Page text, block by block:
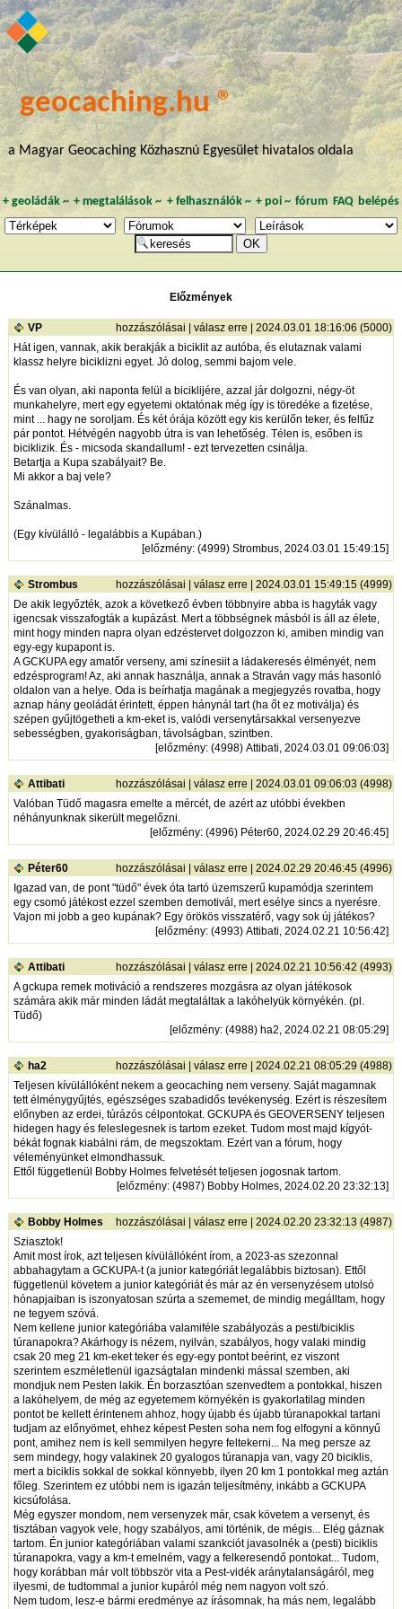
geocaching.hu ®
a Magyar Geocaching Közhasznú Egyesület hivatalos oldala
+ geoládák~ +megtalálások ~ + felhasználók~ + poi~ fórum FAQ belépés
Előzmények
VP hozzászólásai | válasz erre | 2024.03.01 18:16:06 (5000)
Hát igen, vannak, akik berakják a biciklit az autóba, és elutaznak valami
klassz helyre biciklizni egyet. Jó dolog, semmi bajom vele.
És van olyan, aki naponta felül a biciklijére, azzal jár dolgozni, négy-öt
munkahelyre, mert egy egyetemi oktatónak még így is töredéke a fizetése,
mint ... hagy ne soroljam. És két órája között egy kis kerülőn teker, és felfűz
pár pontot. Hétvégén nagyobb útra is van lehetőség. Télen is, esőben is
biciklizik. És - micsoda skandallum! - ezt tervezetten csinálja.
Betartja a Kupa szabályait? Be.
Mi akkor a baj vele?
Szánalmas.
(Egy kívülálló - legalábbis a Kupában.)
[előzmény: (4999) Strombus, 2024.03.01 15:49:15]
Strombus hozzászólásai | válasz erre | 2024.03.01 15:49:15 (4999)
De akik legyőzték, azok a következő évben többnyire abba is hagyták vagy
igencsak visszafogták a kupázást. Mert a többségnek másból is áll az élete,
mint hogy minden napra olyan edzéstervet dolgozzon ki, amiben mindig van
egy-egy kupapont is.
A GCKUPA egy amatőr verseny, ami színesiit a ládakeresés élményét, nem
edzésprogram! Az, aki annak használja, annak a Straván vagy más hasonló
oldalon van a helye. Oda is beírhatja magának a megjegyzés rovatba, hogy
aznap hány geoládát érintett, éppen hánynál tart (ha őt ez motiválja) és
szépen gyűjtögetheti a km-eket is, valódi versenytársakkal versenyezve
sebességben, gyakoriságban, távolságban, szintben.
[előzmény: (4998) Attibati, 2024.03.01 09:06:03]
Attibati hozzászólásai | válasz erre | 2024.03.01 09:06:03 (4998)
Valóban Tüdő magasra emelte a mércét, de azért az utóbbi években
néhányunknak sikerült megelőzni.
[előzmény: (4996) Péter60, 2024.02.29 20:46:45]
Péter60 hozzászólásai | válasz erre | 2024.02.29 20:46:45 (4996)
Igazad van, de pont "tüdő" évek óta tartó üzemszerű kupamódja szerintem
egy csomó játékost ezzel szemben demotivál, mert esélye sincs a nyerésre.
Vajon mi jobb a geo kupának? Egy örökös visszatérő, vagy sok új játékos?
[előzmény: (4993) Attibati, 2024.02.21 10:56:42]
Attibati hozzászólásai | válasz erre | 2024.02.21 10:56:42 (4993)
A gckupa remek motiváció a rendszeres mozgásra az olyan játékosok
számára akik már minden ládát megtaláltak a lakóhelyük környékén. (pl.
Tüdő)
[előzmény: (4988) ha2, 2024.02.21 08:05:29]
ha2 hozzászólásai | válasz erre | 2024.02.21 08:05:29 (4988)
Teljesen kívülállóként nekem a geocaching nem verseny. Saját magamnak
tett élménygyűjtés, egészséges szabadidős tevékenység. Ezért is részesítem
előnyben az erdei, túrázós célpontokat. GCKUPA és GEOVERSENY teljesen
hidegen hagy és feleslegesnek is tartom ezeket. Tudom most majd kígyót-
békát fognak kiabálni rám, de megszoktam. Ezért van a fórum, hogy
véleményünket elmondhassuk.
Ettől függetlenül Bobby Holmes felvetését teljesen jogosnak tartom.
[előzmény: (4987) Bobby Holmes, 2024.02.20 23:32:13]
Bobby Holmes hozzászólásai | válasz erre | 2024.02.20 23:32:13 (4987)
Sziasztok!
Amit most írok, azt teljesen kívülállóként írom, a 2023-as szezonnal
abbahagytam a GCKUPA-t (a junior kategóriát legalábbis biztosan). Ettől
függetlenül követem a junior kategóriát és már az én versenyzésem utolsó
hónapjaiban is iszonyatosan szúrta a szememet, de mindig megálltam, hogy
ne tegyem szóvá.
Nem kellene junior kategóriába valamiféle szabályozás a pesti/biciklis
túranapokra? Akárhogy is nézem, nyilván, szabályos, hogy valaki mindig
csak 20 meg 21 km-eket teker és egy-egy pontot beérint, ez viszont
szerintem eszméletlenül igazságtalan mindenki mással szemben, aki
mondjuk nem Pesten lakik. Én borzasztóan szenvedtem a pontokkal, hiszen
a lakóhelyem, de még az egyetemem környékén is gyakorlatilag minden
pontot be kellett érintenem ahhoz, hogy újabb és újabb túranapokkal tartani
tudjam az előnyömet, ehhez képest Pesten soha nem fog elfogyni a könnyű
pont, amihez nem is kell semmilyen hegyre feltekerni... Na meg persze az
sem mindegy, hogy valakinek 20 gyalogos túranapja van, vagy 20 biciklis,
mert a biciklis sokkal de sokkal könnyebb, ilyen 20 km 1 pontokkal meg aztán
főleg. Szerintem ez utóbbi nem is igazán teljesítmény, inkább a GCKUPA
kicsúfolása.
Még egyszer mondom, nem versenyzek már, csak követem a versenyt, és
tisztában vagyok vele, hogy szabályos, ami történik, de mégis... Elég gáznak
tartom. Én junior kategóriában valami szankciót javasolnék a (pesti) biciklis
túranapokra, vagy a km-t emelném, vagy a felkeresendő pontokat... Tudom,
hogy korábban már volt többször vita a Pest-vidék aránytalanságáról, meg
ilyesmi, de tudtommal a junior kupáról még nem nagyon volt szó.
Nem tudom, lesz-e bármi eredménye az írásomnak, ha más nem, legalább